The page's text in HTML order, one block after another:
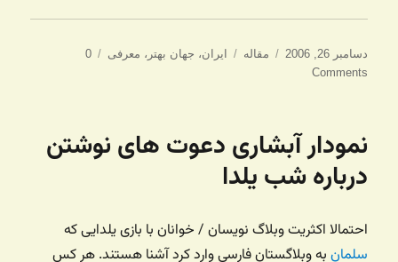
ارسال
شده
دسامبر 26, 2006 دسته‌ها
مقاله برچسب‌ها
ایران، جهان بهتر ، معرفی
0
Comments
نمودار آبشاری دعوت های نوشتن
درباره شب یلدا
احتمالا اکثریت وبلاگ نویسان / خوانان با بازی یلدایی که
سلمان به وبلاگستان فارسی وارد کرد آشنا هستند. هر کس